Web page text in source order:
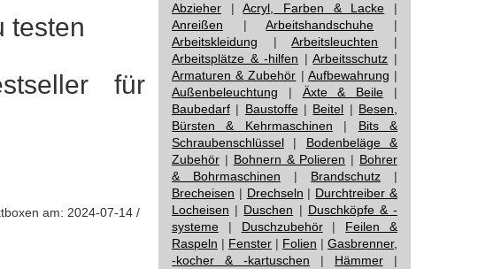
testen
für
am: 2024-07-14 /
Abzieher |Acryl, Farben & Lacke |
Anreißen |Arbeitshandschuhe |
Arbeitskleidung |Arbeitsleuchten |
Arbeitsplätze & -hilfen |Arbeitsschutz |
Armaturen & Zubehör | Aufbewahrung |
Außenbeleuchtung | Äxte & Beile |
Baubedarf | Baustoffe| Beitel | Besen,
Bürsten & Kehrmaschinen | Bits &
Schraubenschlüssel | Bodenbeläge &
Zubehör | Bohnern & Polieren | Bohrer
& Bohrmaschinen | Brandschutz |
Brecheisen | Drechseln | Durchtreiber &
Locheisen | Duschen | Duschköpfe & -
systeme | Duschzubehör| Feilen &
Raspeln | Fenster | Folien | Gasbrenner,
-kocher & -kartuschen | Hämmer |